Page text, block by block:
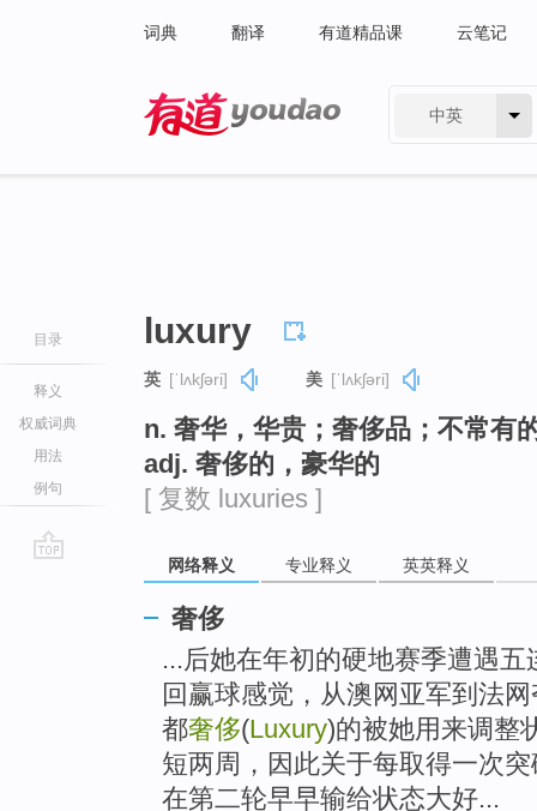
词典 翻译 有道精品课 云笔记
中英
目录
释义
权威词典
用法
例句
luxury
英 [ˈlʌkʃəri] 美 [ˈlʌkʃəri]
n. 奢华，华贵；奢侈品；不常有
adj. 奢侈的，豪华的
[ 复数 luxuries ]
网络释义 专业释义 英英释义
奢侈
...后她在年初的硬地赛季遭遇
回赢球感觉，从澳网亚军到法
都奢侈(Luxury)的被她用来调整
短两周，因此关于每取得一次
在第二轮早早输给状态大好...